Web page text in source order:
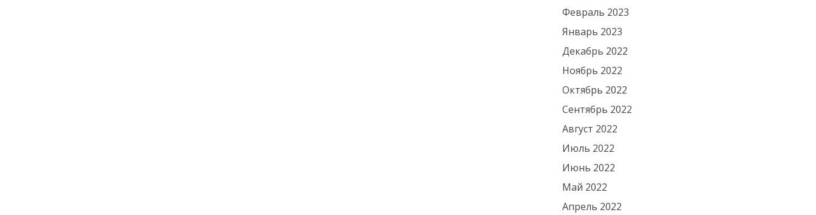
Февраль 2023
Январь 2023
Декабрь 2022
Ноябрь 2022
Октябрь 2022
Сентябрь 2022
Август 2022
Июль 2022
Июнь 2022
Май 2022
Апрель 2022